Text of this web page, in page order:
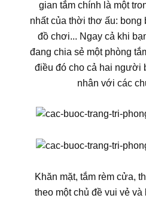
gian tắm chính là một
nhất của thời thơ ấu: bong
đồ chơi... Ngay cả khi
đang chia sẻ một phòng
điều đó cho cả hai người
nhân với các
Khăn mặt, tắm rèm cửa,
theo một chủ đề vui vẻ